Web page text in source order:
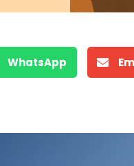
WhatsApp